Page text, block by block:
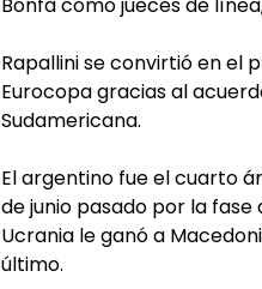
Bonfa como jueces de
Rapallini se convirtió en el
Eurocopa gracias al
Sudamericana.
El argentino fue el cuarto
de junio pasado por la
Ucrania le ganó a
último.